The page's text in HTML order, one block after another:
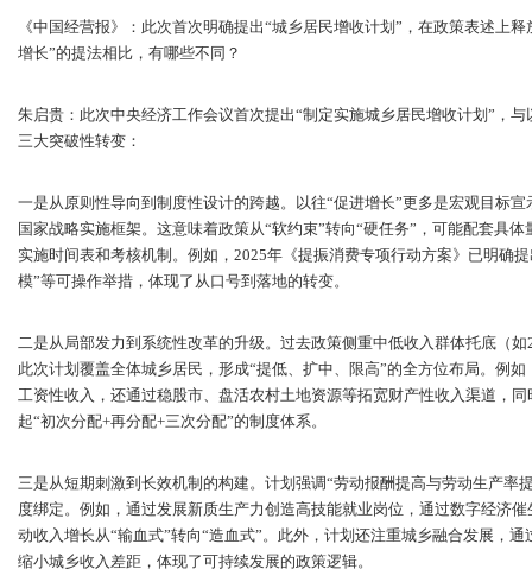
《中国经营报》：此次首次明确提出“城乡居民增收计划”，在政策表述上
增长”的提法相比，有哪些不同？
朱启贵：此次中央经济工作会议首次提出“制定实施城乡居民增收计划”，
三大突破性转变：
一是从原则性导向到制度性设计的跨越。以往“促进增长”更多是宏观目标
国家战略实施框架。这意味着政策从“软约束”转向“硬任务”，可能配套具
实施时间表和考核机制。例如，2025年《提振消费专项行动方案》已明确
模”等可操作举措，体现了从口号到落地的转变。
二是从局部发力到系统性改革的升级。过去政策侧重中低收入群体托底（
此次计划覆盖全体城乡居民，形成“提低、扩中、限高”的全方位布局。例
工资性收入，还通过稳股市、盘活农村土地资源等拓宽财产性收入渠道，
起“初次分配+再分配+三次分配”的制度体系。
三是从短期刺激到长效机制的构建。计划强调“劳动报酬提高与劳动生产率
度绑定。例如，通过发展新质生产力创造高技能就业岗位，通过数字经济
动收入增长从“输血式”转向“造血式”。此外，计划还注重城乡融合发展，
缩小城乡收入差距，体现了可持续发展的政策逻辑。